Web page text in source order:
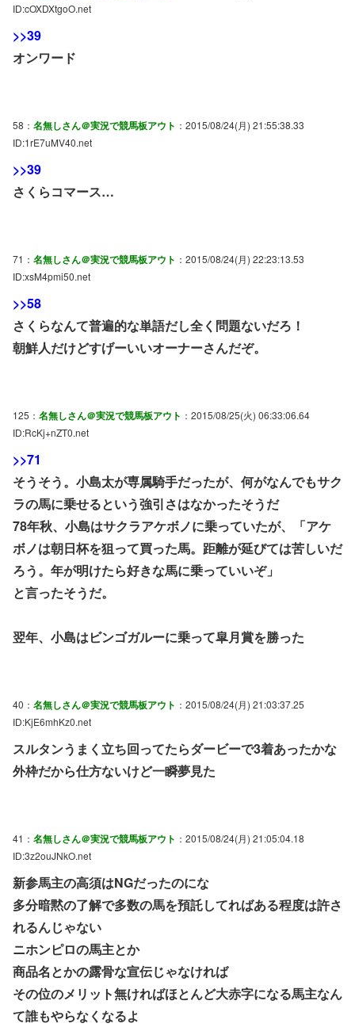
ID:cOXDXtgoO.net
>>39
オンワード
58： 名無しさん＠実況で競馬板アウト ：2015/08/24(月) 21:55:38.33
ID:1rE7uMV40.net
>>39
さくらコマース…
71： 名無しさん＠実況で競馬板アウト ：2015/08/24(月) 22:23:13.53
ID:xsM4pmi50.net
>>58
さくらなんて普遍的な単語だし全く問題ないだろ！
朝鮮人だけどすげーいいオーナーさんだぞ。
125： 名無しさん＠実況で競馬板アウト ：2015/08/25(火) 06:33:06.64
ID:RcKj+nZT0.net
>>71
そうそう。小島太が専属騎手だったが、何がなんでもサク
ラの馬に乗せるという強引さはなかったそうだ
78年秋、小島はサクラアケボノに乗っていたが、「アケ
ボノは朝日杯を狙って買った馬。距離が延びては苦しいだ
ろう。年が明けたら好きな馬に乗っていいぞ」
と言ったそうだ。
翌年、小島はビンゴガルーに乗って皐月賞を勝った
40： 名無しさん＠実況で競馬板アウト ：2015/08/24(月) 21:03:37.25
ID:KjE6mhKz0.net
スルタンうまく立ち回ってたらダービーで3着あったかな
外枠だから仕方ないけど一瞬夢見た
41： 名無しさん＠実況で競馬板アウト ：2015/08/24(月) 21:05:04.18
ID:3z2ouJNkO.net
新参馬主の高須はNGだったのにな
多分暗黙の了解で多数の馬を預託してればある程度は許さ
れるんじゃない
ニホンピロの馬主とか
商品名とかの露骨な宣伝じゃなければ
その位のメリット無ければほとんど大赤字になる馬主なん
て誰もやらなくなるよ